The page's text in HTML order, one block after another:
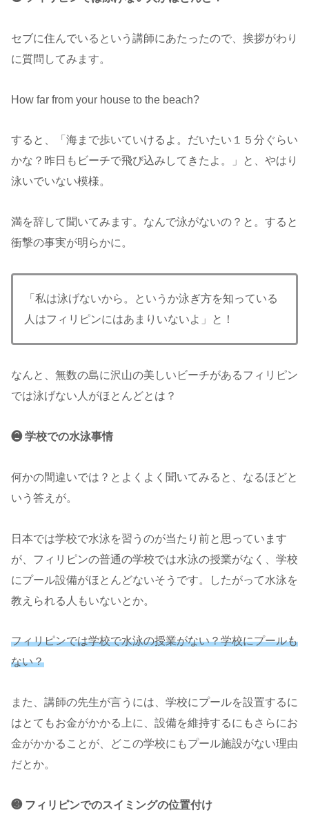
セブに住んでいるという講師にあたったので、挨拶がわり
に質問してみます。
How far from your house to the beach?
すると、「海まで歩いていけるよ。だいたい１５分ぐらい
かな？昨日もビーチで飛び込みしてきたよ。」と、やはり
泳いでいない模様。
満を辞して聞いてみます。なんで泳がないの？と。すると
衝撃の事実が明らかに。
「私は泳げないから。というか泳ぎ方を知っている
人はフィリピンにはあまりいないよ」と！
なんと、無数の島に沢山の美しいビーチがあるフィリピン
では泳げない人がほとんどとは？
❷ 学校での水泳事情
何かの間違いでは？とよくよく聞いてみると、なるほどと
いう答えが。
日本では学校で水泳を習うのが当たり前と思っています
が、フィリピンの普通の学校では水泳の授業がなく、学校
にプール設備がほとんどないそうです。したがって水泳を
教えられる人もいないとか。
フィリピンでは学校で水泳の授業がない？学校にプールも
ない？
また、講師の先生が言うには、学校にプールを設置するに
はとてもお金がかかる上に、設備を維持するにもさらにお
金がかかることが、どこの学校にもプール施設がない理由
だとか。
❸ フィリピンでのスイミングの位置付け